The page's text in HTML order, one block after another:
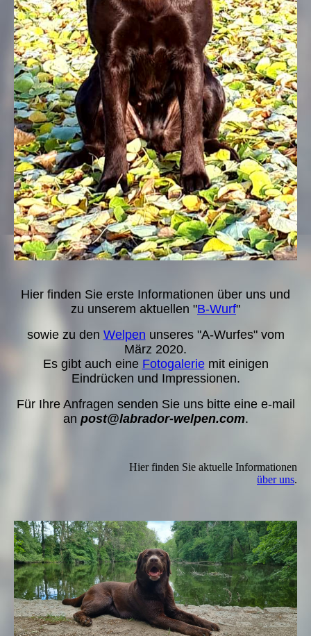
Hier finden Sie erste Informationen über uns und
zu unserem aktuellen "B-Wurf"
sowie zu den Welpen unseres "A-Wurfes" vom
März 2020.
Es gibt auch eine Fotogaleriemit einigen
Eindrücken und Impressionen.
Für Ihre Anfragen senden Sie uns bitte eine e-mail
an post@labrador-welpen.com.
Hier finden Sie aktuelle Informationen
über uns.